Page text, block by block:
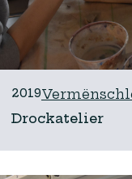
2019
Drockatelier